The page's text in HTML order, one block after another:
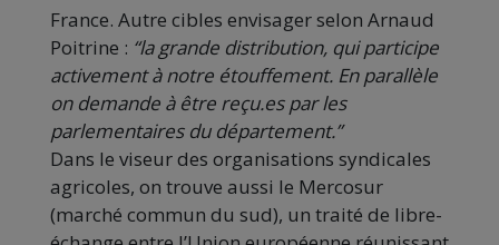
France. Autre cibles envisager selon Arnaud
Poitrine : “la grande distribution, qui participe
activement à notre étouffement. En parallèle
on demande à être reçu.es par les
parlementaires du département.”
Dans le viseur des organisations syndicales
agricoles, on trouve aussi le Mercosur
(marché commun du sud), un traité de libre-